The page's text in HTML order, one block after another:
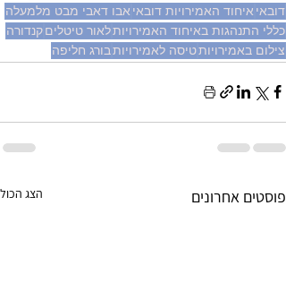
דובאיאיחוד האמירויות דובאיאבו דאבי מבט מלמעלה
כללי התנהגות באיחוד האמירויותלאור טיטליםקנדורה
צילום באמירויותטיסה לאמירויותבורג חליפה
פוסטים אחרונים הצג הכול